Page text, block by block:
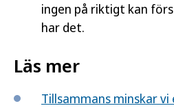
ingen på riktigt kan
har det.
Läs mer
Tillsammans minskar